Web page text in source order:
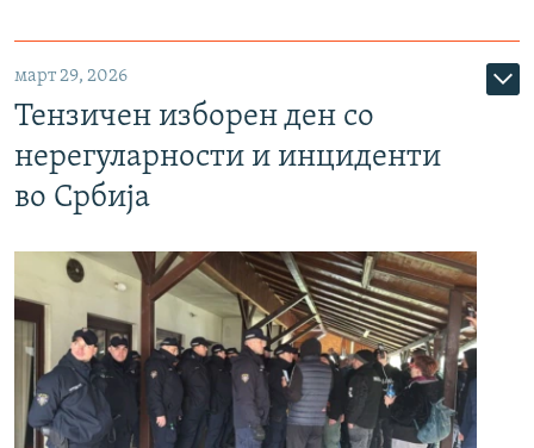
март 29, 2026
Тензичен изборен ден со
нерегуларности и инциденти
во Србија